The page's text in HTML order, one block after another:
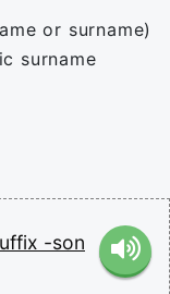
or surname)
surname
-son